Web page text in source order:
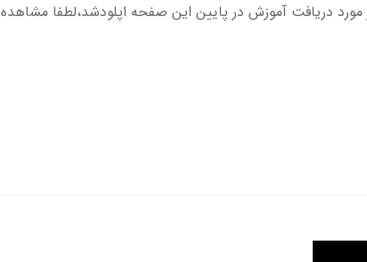
مورد دریافت آموزش در پایین این صفحه اپلودشد،لطفا مشاهده